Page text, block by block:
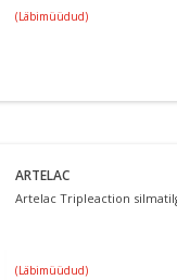
(Läbimüüdud)
ARTELAC
Artelac Tripleaction
(Läbimüüdud)